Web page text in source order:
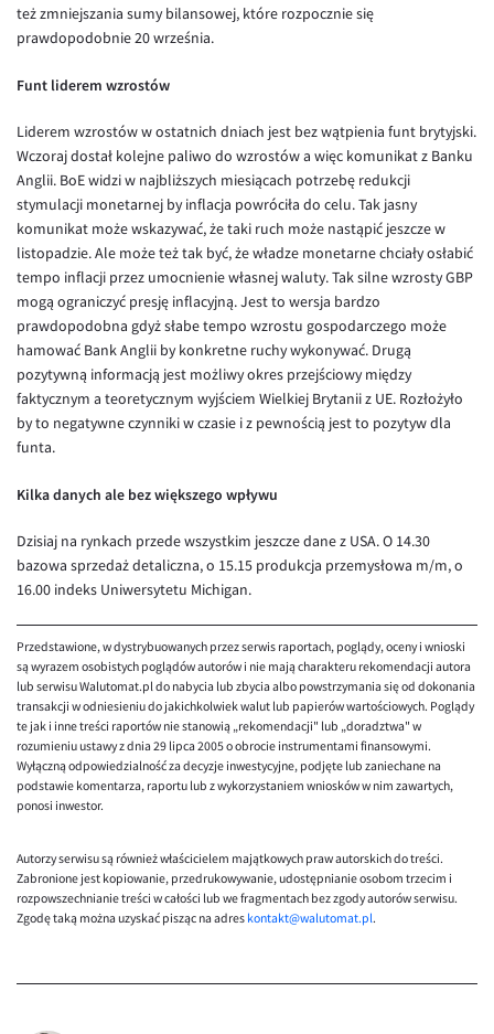
EUR/HUF
EUR/JPY
EUR/NZD
EUR/RON
EUR/SGD
EUR/TRY
EUR/ZAR
GBP/USD
USD/CHF
GBP/CHF
też zmniejszania sumy bilansowej, które rozpocznie się
prawdopodobnie 20 września.
Funt liderem wzrostów
Liderem wzrostów w ostatnich dniach jest bez wątpienia funt brytyjski.
Wczoraj dostał kolejne paliwo do wzrostów a więc komunikat z Banku
Anglii. BoE widzi w najbliższych miesiącach potrzebę redukcji
stymulacji monetarnej by inflacja powróciła do celu. Tak jasny
komunikat może wskazywać, że taki ruch może nastąpić jeszcze w
listopadzie. Ale może też tak być, że władze monetarne chciały osłabić
tempo inflacji przez umocnienie własnej waluty. Tak silne wzrosty GBP
mogą ograniczyć presję inflacyjną. Jest to wersja bardzo
prawdopodobna gdyż słabe tempo wzrostu gospodarczego może
hamować Bank Anglii by konkretne ruchy wykonywać. Drugą
pozytywną informacją jest możliwy okres przejściowy między
faktycznym a teoretycznym wyjściem Wielkiej Brytanii z UE. Rozłożyło
by to negatywne czynniki w czasie i z pewnością jest to pozytyw dla
funta.
Kilka danych ale bez większego wpływu
Dzisiaj na rynkach przede wszystkim jeszcze dane z USA. O 14.30
bazowa sprzedaż detaliczna, o 15.15 produkcja przemysłowa m/m, o
16.00 indeks Uniwersytetu Michigan.
Przedstawione, w dystrybuowanych przez serwis raportach, poglądy, oceny i wnioski
są wyrazem osobistych poglądów autorów i nie mają charakteru rekomendacji autora
lub serwisu Walutomat.pl do nabycia lub zbycia albo powstrzymania się od dokonania
transakcji w odniesieniu do jakichkolwiek walut lub papierów wartościowych. Poglądy
te jak i inne treści raportów nie stanowią „rekomendacji" lub „doradztwa" w
rozumieniu ustawy z dnia 29 lipca 2005 o obrocie instrumentami finansowymi.
Wyłączną odpowiedzialność za decyzje inwestycyjne, podjęte lub zaniechane na
podstawie komentarza, raportu lub z wykorzystaniem wniosków w nim zawartych,
ponosi inwestor.
Autorzy serwisu są również właścicielem majątkowych praw autorskich do treści.
Zabronione jest kopiowanie, przedrukowywanie, udostępnianie osobom trzecim i
rozpowszechnianie treści w całości lub we fragmentach bez zgody autorów serwisu.
Zgodę taką można uzyskać pisząc na adres kontakt@walutomat.pl.